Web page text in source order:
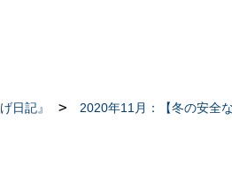
日記』 2020年11月：【冬の安全な